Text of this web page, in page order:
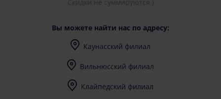
Скидки не суммируются.)
Вы можете найти нас по адресу:
Каунасский филиал
Вильнюсский филиал
Клайпедский филиал